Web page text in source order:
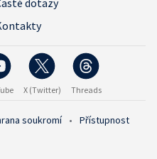
dotazy
X (Twitter) Threads
soukromí • Přístupnost